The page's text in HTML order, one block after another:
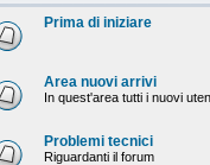
Prima di iniziare
Area nuovi arrivi
In quest'area tutti i nuovi
Problemi tecnici
Riguardanti il forum